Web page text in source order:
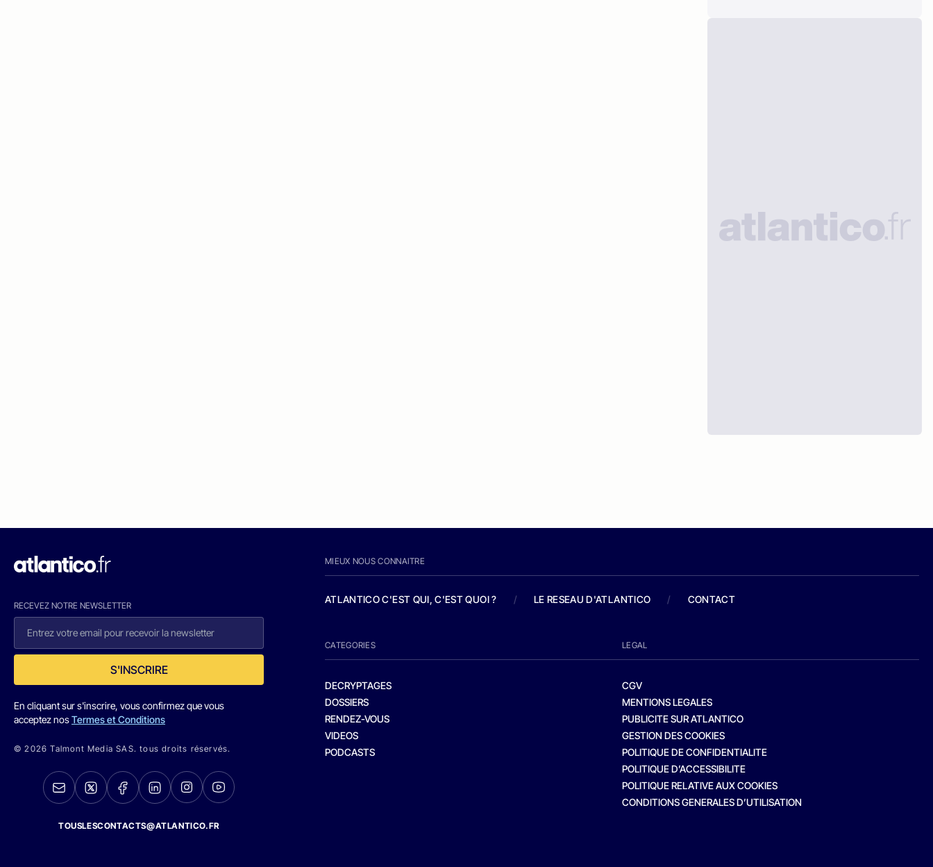
RECEVEZ NOTRE NEWSLETTER
S'INSCRIRE
En cliquant sur s'inscrire, vous confirmez que vous
acceptez nosTermes et Conditions
© 2026 Talmont Media SAS. tous droits réservés.
TOUSLESCONTACTS@ATLANTICO.FR
MIEUX NOUS CONNAITRE
ATLANTICO C'EST QUI, C'EST QUOI ? / LE RESEAU D'ATLANTICO / CONTACT
CATEGORIES
DECRYPTAGES
DOSSIERS
RENDEZ-VOUS
VIDEOS
PODCASTS
LEGAL
CGV
MENTIONS LEGALES
PUBLICITE SUR ATLANTICO
GESTION DES COOKIES
POLITIQUE DE CONFIDENTIALITE
POLITIQUE D’ACCESSIBILITE
POLITIQUE RELATIVE AUX COOKIES
CONDITIONS GENERALES D’UTILISATION